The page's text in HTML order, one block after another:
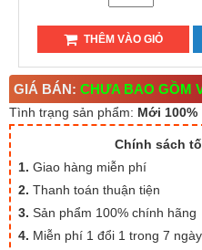
THÊM VÀO GIỎ
GIÁ BÁN: CHƯA BAO GỒM
Tình trạng sản phẩm: Mới 100%
Chính sách
1. Giao hàng miễn phí
2. Thanh toán thuận tiện
3. Sản phẩm 100% chính hãng
4. Miễn phí 1 đổi 1 trong 7